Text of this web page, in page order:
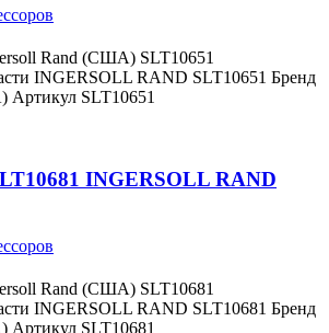
Rand (США) SLT10651
INGERSOLL RAND SLT10651 Бренд
SLT10651
INGERSOLL RAND
Rand (США) SLT10681
INGERSOLL RAND SLT10681 Бренд
SLT10681